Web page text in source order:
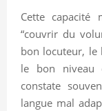
Cette capacité
“couvrir du
bon locuteur, le
le bon niveau
constate
langue mal